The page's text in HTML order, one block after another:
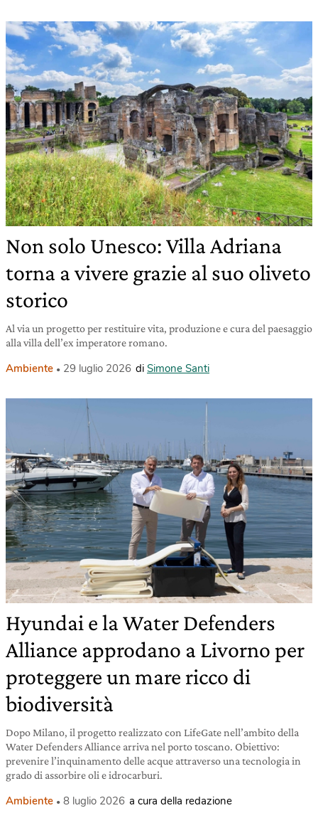
Non solo Unesco: Villa Adriana
torna a vivere grazie al suo oliveto
storico
Al via un progetto per restituire vita, produzione e cura del paesaggio
alla villa dell’ex imperatore romano.
Ambiente 29 luglio 2026 di Simone Santi
Hyundai e la Water Defenders
Alliance approdano a Livorno per
proteggere un mare ricco di
biodiversità
Dopo Milano, il progetto realizzato con LifeGate nell’ambito della
Water Defenders Alliance arriva nel porto toscano. Obiettivo:
prevenire l’inquinamento delle acque attraverso una tecnologia in
grado di assorbire oli e idrocarburi.
Ambiente 8 luglio 2026 a cura della redazione